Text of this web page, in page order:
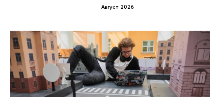
Август 2026